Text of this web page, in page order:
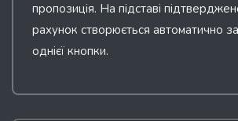
пропозиція. На підставі
рахунок створюється автоматично
однієї кнопки.